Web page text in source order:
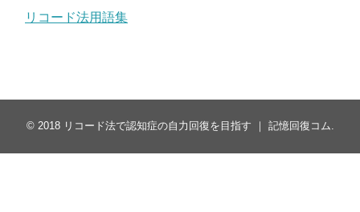
リコード法用語集
© 2018 リコード法で認知症の自力回復を目指す ｜ 記憶回復コム.